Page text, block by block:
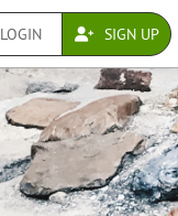
LOGIN SIGN UP